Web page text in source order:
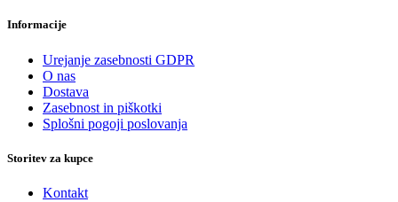
Informacije
Urejanje zasebnosti GDPR
O nas
Dostava
Zasebnost in piškotki
Splošni pogoji poslovanja
Storitev za kupce
Kontakt